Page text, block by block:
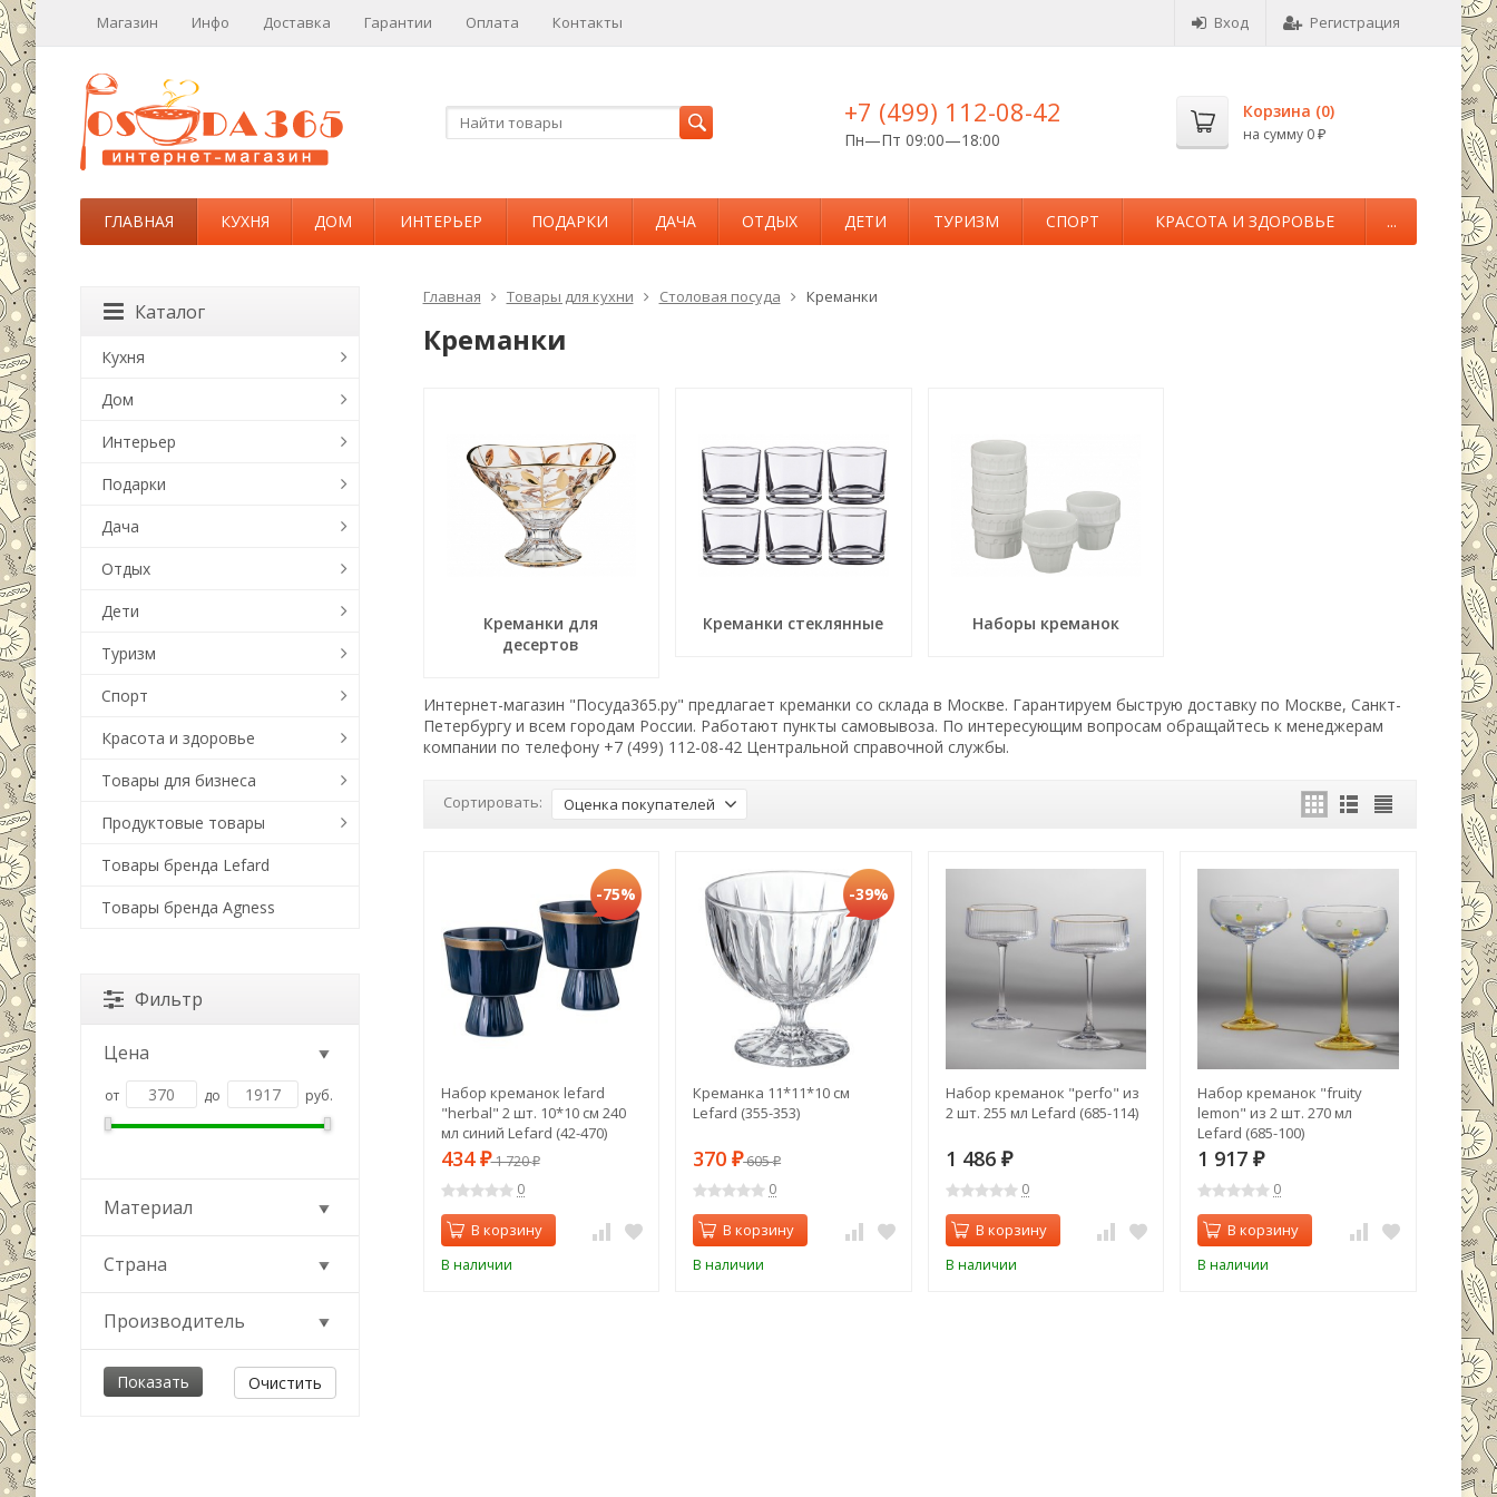
Магазин Инфо Доставка Гарантии Оплата Контакты Вход Регистрация
+7 (499) 112-08-42
Пн—Пт 09:00—18:00
Корзина (0)
на сумму 0 ₽
ГЛАВНАЯ КУХНЯ ДОМ ИНТЕРЬЕР ПОДАРКИ ДАЧА ОТДЫХ ДЕТИ ТУРИЗМ СПОРТ КРАСОТА И ЗДОРОВЬЕ ...
Главная Товары для кухни Столовая посуда Креманки
Креманки
Креманки для
десертов
Креманки стеклянные Наборы креманок
Интернет-магазин "Посуда365.ру" предлагает креманки со склада в Москве. Гарантируем быструю доставку по Москве, Санкт-
Петербургу и всем городам России. Работают пункты самовывоза. По интересующим вопросам обращайтесь к менеджерам
компании по телефону +7 (499) 112-08-42 Центральной справочной службы.
Сортировать: Оценка покупателей
-75%
Набор креманок lefard
"herbal" 2 шт. 10*10 см 240
мл синий Lefard (42-470)
434 ₽1 720₽
0
В корзину
В наличии
-39%
Креманка 11*11*10 см
Lefard (355-353)
370₽605₽
0
В корзину
В наличии
Набор креманок "perfo" из
2 шт. 255 мл Lefard (685-114)
1 486 ₽
0
В корзину
В наличии
Набор креманок "fruity
lemon" из 2 шт. 270 мл
Lefard (685-100)
1 917₽
0
В корзину
В наличии
Каталог
Кухня
Дом
Интерьер
Подарки
Дача
Отдых
Дети
Туризм
Спорт
Красота и здоровье
Товары для бизнеса
Продуктовые товары
Товары бренда Lefard
Товары бренда Agness
Фильтр
Цена
от до руб.
Материал
Страна
Производитель
Очистить